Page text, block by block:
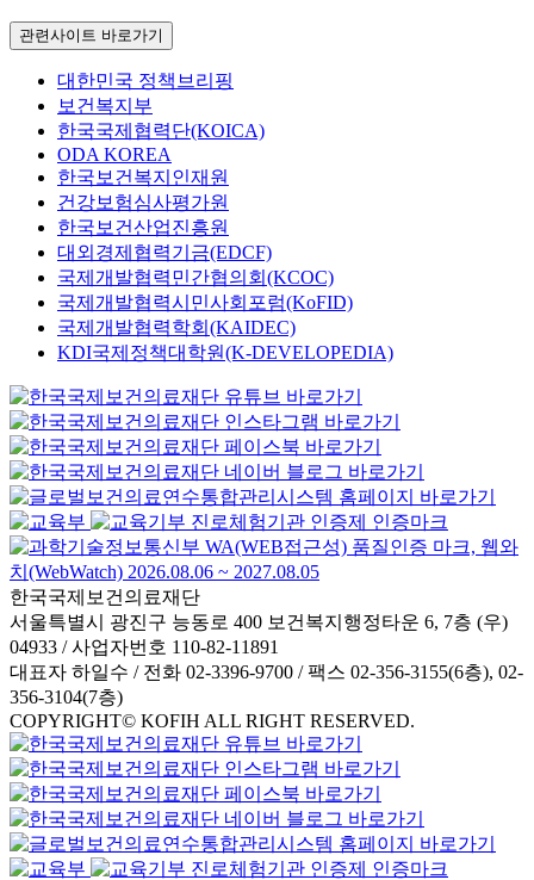
관련사이트 바로가기
대한민국 정책브리핑
보건복지부
한국국제협력단(KOICA)
ODA KOREA
한국보건복지인재원
건강보험심사평가원
한국보건산업진흥원
대외경제협력기금(EDCF)
국제개발협력민간협의회(KCOC)
국제개발협력시민사회포럼(KoFID)
국제개발협력학회(KAIDEC)
KDI국제정책대학원(K-DEVELOPEDIA)
한국국제보건의료재단
서울특별시 광진구 능동로 400 보건복지행정타운 6, 7층 (우)
04933 / 사업자번호 110-82-11891
대표자 하일수 / 전화 02-3396-9700 / 팩스 02-356-3155(6층), 02-
356-3104(7층)
COPYRIGHT© KOFIH ALL RIGHT RESERVED.